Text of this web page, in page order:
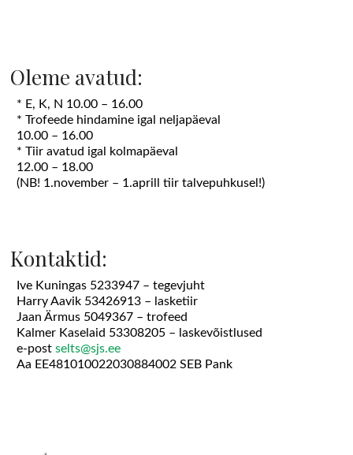
Oleme avatud:
* E, K, N 10.00 – 16.00
* Trofeede hindamine igal neljapäeval
10.00 – 16.00
* Tiir avatud igal kolmapäeval
12.00 – 18.00
(NB! 1.november – 1.aprill tiir talvepuhkusel!)
Kontaktid:
Ive Kuningas 5233947 – tegevjuht
Harry Aavik 53426913 – lasketiir
Jaan Ärmus 5049367 – trofeed
Kalmer Kaselaid 53308205 – laskevõistlused
e-postselts@sjs.ee
Aa EE481010022030884002 SEB Pank